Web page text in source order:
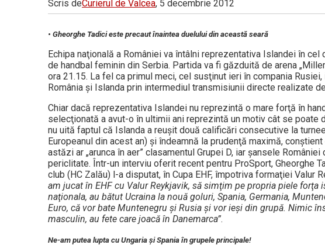
Vâlcea
Scris deCurierul de Valcea, 5 decembrie 2012
• Gheorghe Tadici este precaut înaintea duelului din această seară
Echipa naţională a României va întâlni reprezentativa Islandei în
de handbal feminin din Serbia. Partida va fi găzduită de arena
ora 21.15. La fel ca primul meci, cel susţinut ieri în compania
România şi Islanda prin intermediul transmisiunii directe realizate
Chiar dacă reprezentativa Islandei nu reprezintă o mare forţă în
selecţionată a avut-o în ultimii ani reprezintă un motiv cât se poate
nu uită faptul că Islanda a reuşit două calificări consecutive la
Europeanul din acest an) şi îndeamnă la prudenţă maximă,
astăzi ar „arunca în aer” clasamentul Grupei D, iar şansele
periclitate. Într-un interviu oferit recent pentru ProSport, Gheorghe
club (HC Zalău) l-a disputat, în Cupa EHF, împotriva formaţiei Valur
am jucat în EHF cu Valur Reykjavik, să simţim pe propria piele
naţionala, au bătut Ucraina la nouă goluri, Spania, Germania,
Euro, că vor bate Muntenegru şi Rusia şi vor ieşi din grupă. Nimic
masculin, au fete care joacă în Danemarca”.
Ne-am putea lupta cu Ungaria şi Spania în grupele principale!